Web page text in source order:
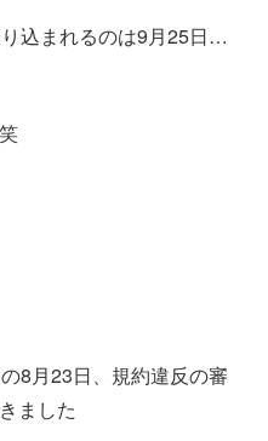
込まれるのは9月25日…
8月23日、規約違反の審
ました